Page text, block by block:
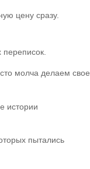
цену сразу.
переписок.
молча делаем свое
истории
пытались